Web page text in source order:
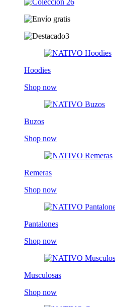
Hoodies
Shop now
Buzos
Shop now
Remeras
Shop now
Pantalones
Shop now
Musculosas
Shop now